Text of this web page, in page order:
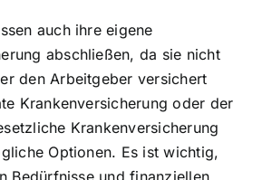
auch ihre eigene
abschließen, da sie nicht
den Arbeitgeber versichert
Krankenversicherung oder der
Krankenversicherung
Optionen. Es ist wichtig,
Bedürfnisse und finanziellen